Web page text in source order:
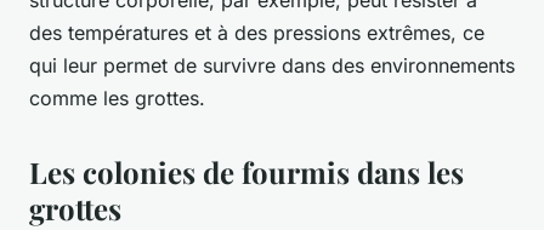
des températures et à des pressions extrêmes, ce
qui leur permet de survivre dans des environnements
comme les grottes.
Les colonies de fourmis dans les
grottes